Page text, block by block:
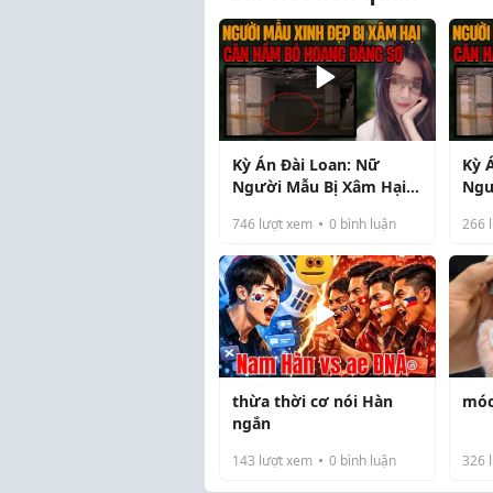
Kỳ Án Đài Loan: Nữ
Người Mẫu Bị Xâm Hại
Hầm
746 lượt xem 0 bình luận
Kỳ
266
thừa thời cơ nói Hàn
ngắn
143 lượt xem 0 bình luận 326